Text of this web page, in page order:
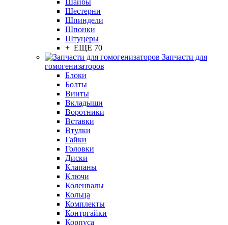
Шайбы
Шестерни
Шпиндели
Шпонки
Штуцеры
+ ЕЩЕ 70
Запчасти для
гомогенизаторов
Блоки
Болты
Винты
Вкладыши
Воротники
Вставки
Втулки
Гайки
Головки
Диски
Клапаны
Ключи
Коленвалы
Кольца
Комплекты
Контргайки
Корпуса